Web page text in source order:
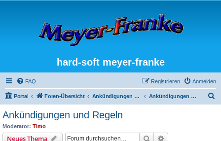
hard-soft meyer-franke
FAQ Anmelden
Registrieren
Portal Foren-Übersicht Ankündigungen und Regeln Ankündigungen und Regeln
Ankündigungen und Regeln
Moderator: Timo
Neues Thema Suche